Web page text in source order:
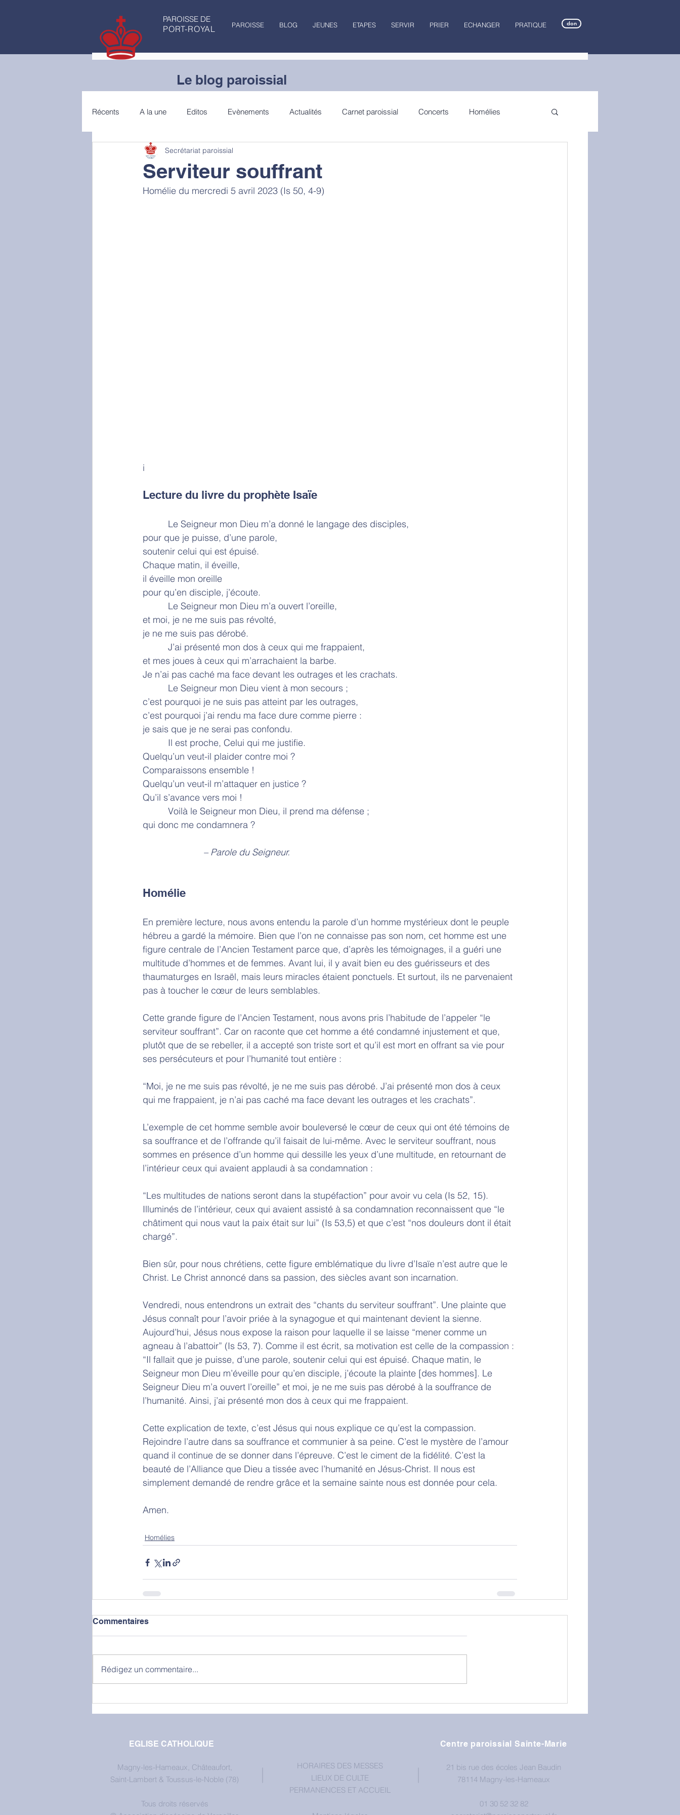
PAROISSE DE
PORT-ROYAL PAROISSE BLOG JEUNES ETAPES SERVIR PRIER ECHANGER PRATIQUE don
Récents A la une Editos Evènements Actualités Carnet paroissial Concerts Homélies
Articles de fond Conseils de lecture
Serviteur souffrant
Secrétariat paroissial
Homélie du mercredi 5 avril 2023 (Is 50, 4-9)
i
Lecture du livre du prophète Isaïe
          Le Seigneur mon Dieu m’a donné le langage des disciples,
pour que je puisse, d’une parole,
soutenir celui qui est épuisé.
Chaque matin, il éveille,
il éveille mon oreille
pour qu’en disciple, j’écoute.
          Le Seigneur mon Dieu m’a ouvert l’oreille,
et moi, je ne me suis pas révolté,
je ne me suis pas dérobé.
          J’ai présenté mon dos à ceux qui me frappaient,
et mes joues à ceux qui m’arrachaient la barbe.
Je n’ai pas caché ma face devant les outrages et les crachats.
          Le Seigneur mon Dieu vient à mon secours ;
c’est pourquoi je ne suis pas atteint par les outrages,
c’est pourquoi j’ai rendu ma face dure comme pierre :
je sais que je ne serai pas confondu.
          Il est proche, Celui qui me justifie.
Quelqu’un veut-il plaider contre moi ?
Comparaissons ensemble !
Quelqu’un veut-il m’attaquer en justice ?
Qu’il s’avance vers moi !
          Voilà le Seigneur mon Dieu, il prend ma défense ;
qui donc me condamnera ?
                        – Parole du Seigneur.
Homélie
En première lecture, nous avons entendu la parole d’un homme mystérieux dont le peuple
hébreu a gardé la mémoire. Bien que l’on ne connaisse pas son nom, cet homme est une
figure centrale de l’Ancien Testament parce que, d’après les témoignages, il a guéri une
multitude d’hommes et de femmes. Avant lui, il y avait bien eu des guérisseurs et des
thaumaturges en Israël, mais leurs miracles étaient ponctuels. Et surtout, ils ne parvenaient
pas à toucher le cœur de leurs semblables.
Cette grande figure de l’Ancien Testament, nous avons pris l’habitude de l’appeler “le
serviteur souffrant”. Car on raconte que cet homme a été condamné injustement et que,
plutôt que de se rebeller, il a accepté son triste sort et qu’il est mort en offrant sa vie pour
ses persécuteurs et pour l’humanité tout entière :
“Moi, je ne me suis pas révolté, je ne me suis pas dérobé. J’ai présenté mon dos à ceux
qui me frappaient, je n’ai pas caché ma face devant les outrages et les crachats”.
L’exemple de cet homme semble avoir bouleversé le cœur de ceux qui ont été témoins de
sa souffrance et de l’offrande qu’il faisait de lui-même. Avec le serviteur souffrant, nous
sommes en présence d’un homme qui dessille les yeux d’une multitude, en retournant de
l’intérieur ceux qui avaient applaudi à sa condamnation :
“Les multitudes de nations seront dans la stupéfaction” pour avoir vu cela (Is 52, 15).
Illuminés de l’intérieur, ceux qui avaient assisté à sa condamnation reconnaissent que “le
châtiment qui nous vaut la paix était sur lui” (Is 53,5) et que c’est “nos douleurs dont il était
chargé”.
Bien sûr, pour nous chrétiens, cette figure emblématique du livre d’Isaïe n’est autre que le
Christ. Le Christ annoncé dans sa passion, des siècles avant son incarnation.
Vendredi, nous entendrons un extrait des “chants du serviteur souffrant”. Une plainte que
Jésus connaît pour l’avoir priée à la synagogue et qui maintenant devient la sienne.
Aujourd’hui, Jésus nous expose la raison pour laquelle il se laisse “mener comme un
agneau à l’abattoir” (Is 53, 7). Comme il est écrit, sa motivation est celle de la compassion :
“Il fallait que je puisse, d’une parole, soutenir celui qui est épuisé. Chaque matin, le
Seigneur mon Dieu m’éveille pour qu’en disciple, j’écoute la plainte [des hommes]. Le
Seigneur Dieu m’a ouvert l’oreille” et moi, je ne me suis pas dérobé à la souffrance de
l’humanité. Ainsi, j’ai présenté mon dos à ceux qui me frappaient.
Cette explication de texte, c’est Jésus qui nous explique ce qu’est la compassion.
Rejoindre l’autre dans sa souffrance et communier à sa peine. C’est le mystère de l’amour
quand il continue de se donner dans l’épreuve. C’est le ciment de la fidélité. C’est la
beauté de l’Alliance que Dieu a tissée avec l’humanité en Jésus-Christ. Il nous est
simplement demandé de rendre grâce et la semaine sainte nous est donnée pour cela.
Amen.
Homélies
Commentaires
Rédigez un commentaire...
Le blog paroissial
EGLISE CATHOLIQUE Centre paroissial Sainte-Marie
Magny-les-Hameaux, Châteaufort,
Saint-Lambert & Toussus-le-Noble (78)
Tous droits réservés
HORAIRES DES MESSES
LIEUX DE CULTE
PERMANENCES ET ACCUEIL
21 bis rue des écoles Jean Baudin
78114 Magny-les-Hameaux
01 30 52 32 82